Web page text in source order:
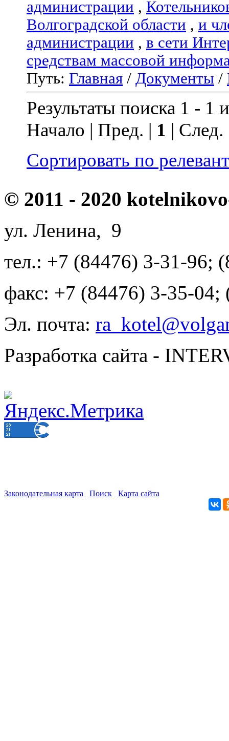
администрации ,
Волгоградской области , и
администрации , в сети
средствам массовой
Путь: Главная / Документы /
Результаты поиска 1 - 1
Начало | Пред. | 1 |
Сортировать по
© 2011 - 2020
ул. Ленина, 9
тел.: +7 (84476) 3-31-96;
факс: +7 (84476) 3-35-04;
Эл. почта:
Разработка сайта -
Законодательная карта Поиск Карта сайта